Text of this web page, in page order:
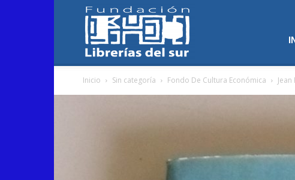
Librerías
del
Inicio Sin categoría Fondo De Cultura Económica